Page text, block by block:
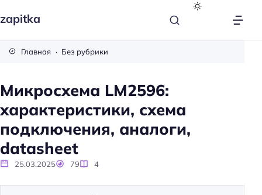
zapitka
Главная Без рубрики
Микросхема LM2596:
характеристики, схема
подключения, аналоги,
datasheet
25.03.2025 79 4